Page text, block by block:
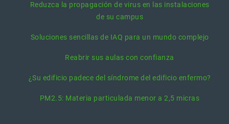
Reduzca la propagación de virus en las instalaciones
de su campus
Soluciones sencillas de IAQ para un mundo complejo
Reabrir sus aulas con confianza
¿Su edificio padece del síndrome del edificio enfermo?
PM2.5: Materia particulada menor a 2,5 micras